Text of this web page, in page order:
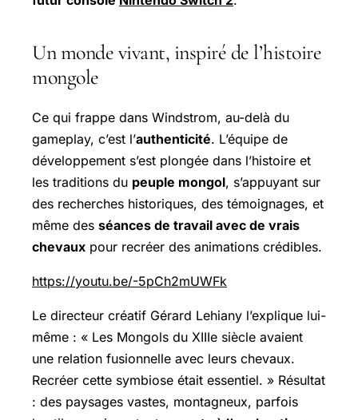
Un monde vivant, inspiré de l’histoire
mongole
Ce qui frappe dans Windstrom, au-delà du
gameplay, c’est l’authenticité. L’équipe de
développement s’est plongée dans l’histoire et
les traditions du peuple mongol, s’appuyant sur
des recherches historiques, des témoignages, et
même des séances de travail avec de vrais
chevaux pour recréer des animations crédibles.
https://youtu.be/-5pCh2mUWFk
Le directeur créatif Gérard Lehiany l’explique lui-
même : « Les Mongols du XIIIe siècle avaient
une relation fusionnelle avec leurs chevaux.
Recréer cette symbiose était essentiel. » Résultat
: des paysages vastes, montagneux, parfois